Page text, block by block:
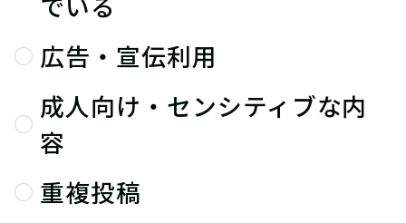
広告・宣伝利用
成人向け・センシティブな内
容
重複投稿